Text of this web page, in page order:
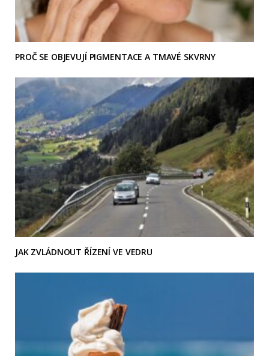
PROČ SE OBJEVUJÍ PIGMENTACE A TMAVÉ SKVRNY
JAK ZVLÁDNOUT ŘÍZENÍ VE VEDRU